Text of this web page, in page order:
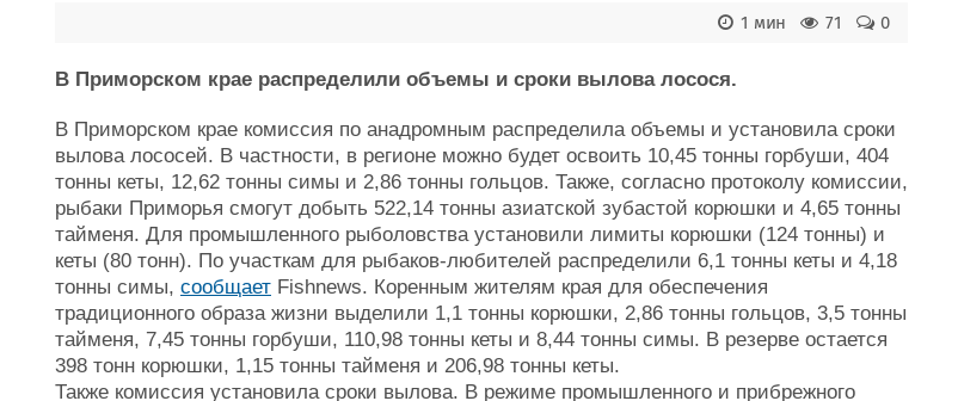
Журнал
Реклама
0
71
1 мин
В Приморском крае распределили объемы и сроки вылова лосося.
В Приморском крае комиссия по анадромным распределила объемы и установила сроки
вылова лососей. В частности, в регионе можно будет освоить 10,45 тонны горбуши, 404
тонны кеты, 12,62 тонны симы и 2,86 тонны гольцов. Также, согласно протоколу комиссии,
рыбаки Приморья смогут добыть 522,14 тонны азиатской зубастой корюшки и 4,65 тонны
тайменя. Для промышленного рыболовства установили лимиты корюшки (124 тонны) и
кеты (80 тонн). По участкам для рыбаков-любителей распределили 6,1 тонны кеты и 4,18
тонны симы, сообщает Fishnews. Коренным жителям края для обеспечения
традиционного образа жизни выделили 1,1 тонны корюшки, 2,86 тонны гольцов, 3,5 тонны
тайменя, 7,45 тонны горбуши, 110,98 тонны кеты и 8,44 тонны симы. В резерве остается
398 тонн корюшки, 1,15 тонны тайменя и 206,98 тонны кеты.
Также комиссия установила сроки вылова. В режиме промышленного и прибрежного